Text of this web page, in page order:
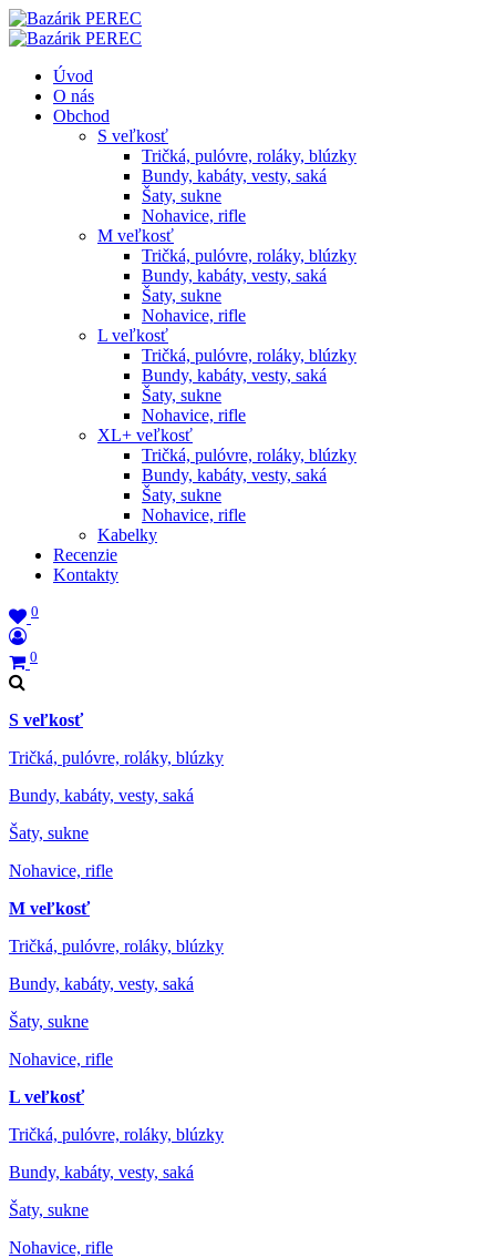
Úvod
O nás
Obchod
S veľkosť
Tričká, pulóvre, roláky, blúzky
Bundy, kabáty, vesty, saká
Šaty, sukne
Nohavice, rifle
M veľkosť
Tričká, pulóvre, roláky, blúzky
Bundy, kabáty, vesty, saká
Šaty, sukne
Nohavice, rifle
L veľkosť
Tričká, pulóvre, roláky, blúzky
Bundy, kabáty, vesty, saká
Šaty, sukne
Nohavice, rifle
XL+ veľkosť
Tričká, pulóvre, roláky, blúzky
Bundy, kabáty, vesty, saká
Šaty, sukne
Nohavice, rifle
Kabelky
Recenzie
Kontakty
0
0
S veľkosť
Tričká, pulóvre, roláky, blúzky
Bundy, kabáty, vesty, saká
Šaty, sukne
Nohavice, rifle
M veľkosť
Tričká, pulóvre, roláky, blúzky
Bundy, kabáty, vesty, saká
Šaty, sukne
Nohavice, rifle
L veľkosť
Tričká, pulóvre, roláky, blúzky
Bundy, kabáty, vesty, saká
Šaty, sukne
Nohavice, rifle